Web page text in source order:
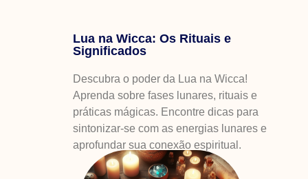
Lua na Wicca: Os Rituais e
Significados
Descubra o poder da Lua na Wicca!
Aprenda sobre fases lunares, rituais e
práticas mágicas. Encontre dicas para
sintonizar-se com as energias lunares e
aprofundar sua conexão espiritual.